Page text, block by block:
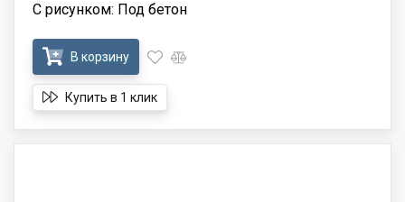
С рисунком: Под бетон
В корзину
Купить в 1 клик